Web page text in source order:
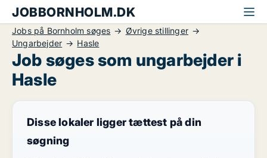
JOBBORNHOLM.DK
Jobs på Bornholm søges
Øvrige stillinger
Ungarbejder
Hasle
Job søges som ungarbejder i
Hasle
Disse lokaler ligger tættest på din
søgning